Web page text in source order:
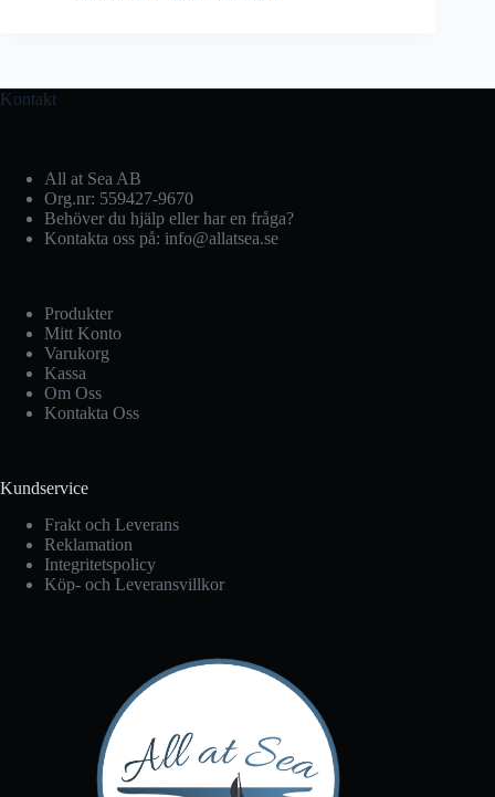
Kontakt
All at Sea AB
Org.nr: 559427-9670
Behöver du hjälp eller har en fråga?
Kontakta oss på: info@allatsea.se
Produkter
Mitt Konto
Varukorg
Kassa
Om Oss
Kontakta Oss
Kundservice
Frakt och Leverans
Reklamation
Integritetspolicy
Köp- och Leveransvillkor